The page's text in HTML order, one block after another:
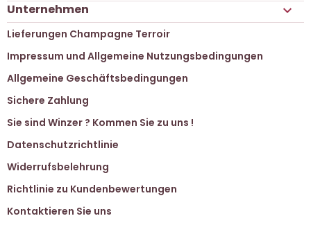
Unternehmen 
Lieferungen Champagne Terroir
Impressum und Allgemeine Nutzungsbedingungen
Allgemeine Geschäftsbedingungen
Sichere Zahlung
Sie sind Winzer ? Kommen Sie zu uns !
Datenschutzrichtlinie
Widerrufsbelehrung
Richtlinie zu Kundenbewertungen
Kontaktieren Sie uns